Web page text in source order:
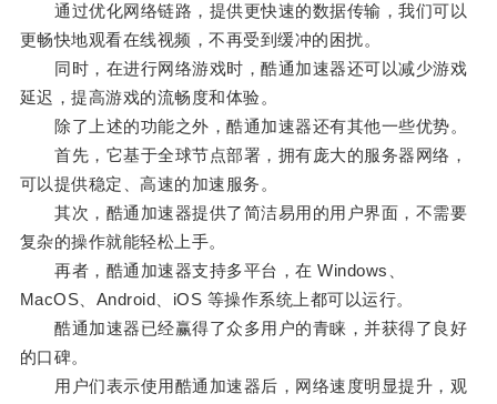
通过优化网络链路，提供更快速的数据传输，我们可以
更畅快地观看在线视频，不再受到缓冲的困扰。
同时，在进行网络游戏时，酷通加速器还可以减少游戏
延迟，提高游戏的流畅度和体验。
除了上述的功能之外，酷通加速器还有其他一些优势。
首先，它基于全球节点部署，拥有庞大的服务器网络，
可以提供稳定、高速的加速服务。
其次，酷通加速器提供了简洁易用的用户界面，不需要
复杂的操作就能轻松上手。
再者，酷通加速器支持多平台，在 Windows、
MacOS、Android、iOS 等操作系统上都可以运行。
酷通加速器已经赢得了众多用户的青睐，并获得了良好
的口碑。
用户们表示使用酷通加速器后，网络速度明显提升，观